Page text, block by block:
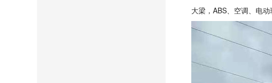
大梁，ABS、空调、电动